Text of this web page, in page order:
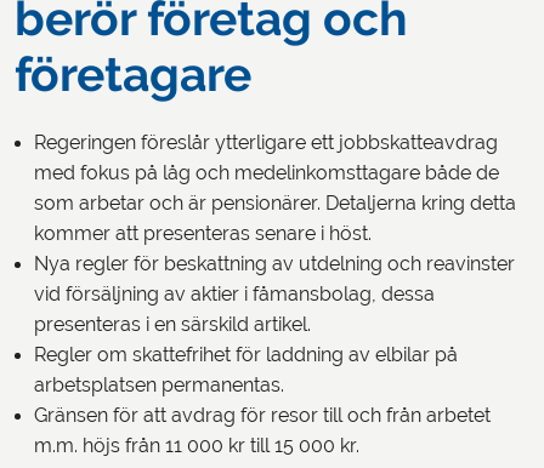
berör företag och
företagare
Regeringen föreslår ytterligare ett jobbskatteavdrag
med fokus på låg och medelinkomsttagare både de
som arbetar och är pensionärer. Detaljerna kring detta
kommer att presenteras senare i höst.
Nya regler för beskattning av utdelning och reavinster
vid försäljning av aktier i fåmansbolag, dessa
presenteras i en särskild artikel.
Regler om skattefrihet för laddning av elbilar på
arbetsplatsen permanentas.
Gränsen för att avdrag för resor till och från arbetet
m.m. höjs från 11 000 kr till 15 000 kr.